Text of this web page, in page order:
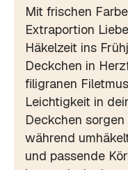
Mit frischen
Extraportion
Häkelzeit ins
Deckchen in
filigranen
Leichtigkeit in
Deckchen
während
und passende